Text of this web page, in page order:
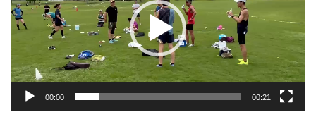
レ
ー
ー
00:00 00:21